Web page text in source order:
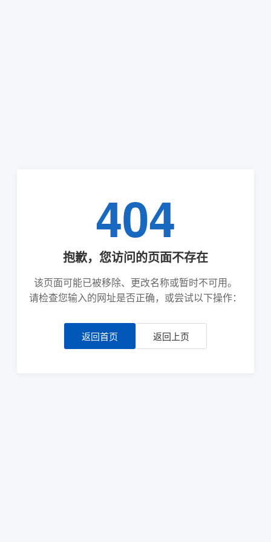
404
抱歉，您访问的页面不存在
该页面可能已被移除、更改名称或暂时不可用。
请检查您输入的网址是否正确，或尝试以下操作：
返回首页 返回上页